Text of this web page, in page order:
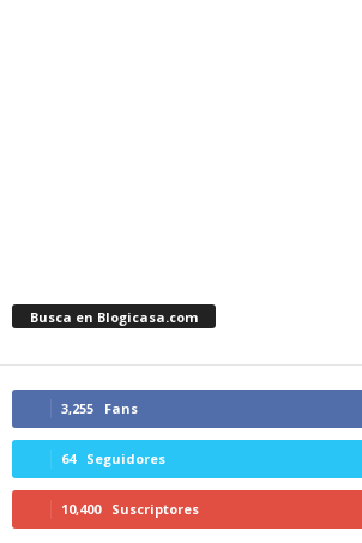
Busca en Blogicasa.com
3,255 Fans
64 Seguidores
10,400 Suscriptores